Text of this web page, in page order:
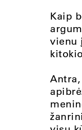
Kaip
vienu